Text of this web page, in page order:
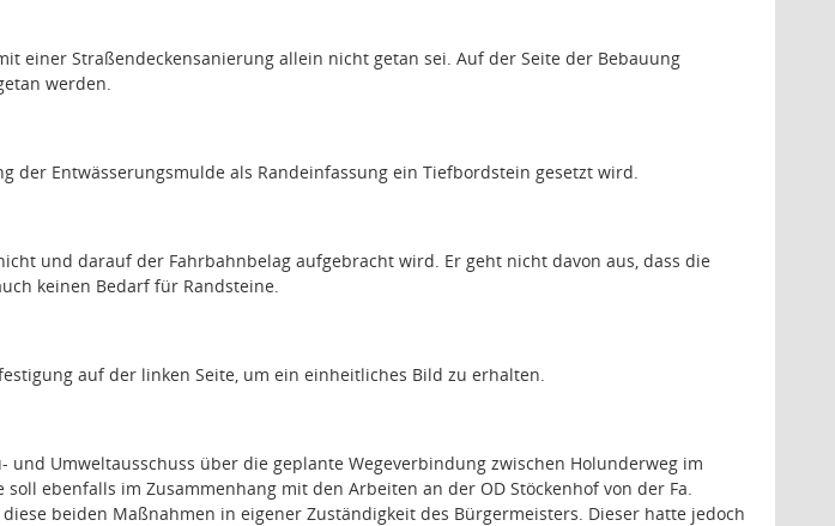
einer Straßendeckensanierung allein nicht getan sei. Auf der Seite der Bebauung
werden.
der Entwässerungsmulde als Randeinfassung ein Tiefbordstein gesetzt wird.
und darauf der Fahrbahnbelag aufgebracht wird. Er geht nicht davon aus, dass die
keinen Bedarf für Randsteine.
auf der linken Seite, um ein einheitliches Bild zu erhalten.
Umweltausschuss über die geplante Wegeverbindung zwischen Holunderweg im
ebenfalls im Zusammenhang mit den Arbeiten an der OD Stöckenhof von der Fa.
beiden Maßnahmen in eigener Zuständigkeit des Bürgermeisters. Dieser hatte jedoch